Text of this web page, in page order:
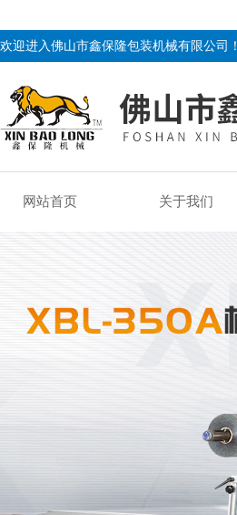
欢迎进入佛山市鑫保隆包装机械有限公司！
网站首页 关于我们